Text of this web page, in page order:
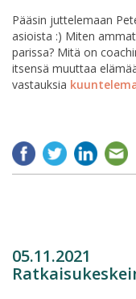
Pääsin juttelemaan
asioista :) Miten
parissa? Mitä on
itsensä muuttaa
vastauksia
05.11.2021